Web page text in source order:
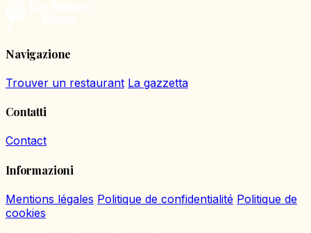
Navigazione
Trouver un restaurant La gazzetta
Contatti
Contact
Informazioni
Mentions légales Politique de confidentialité Politique de
cookies